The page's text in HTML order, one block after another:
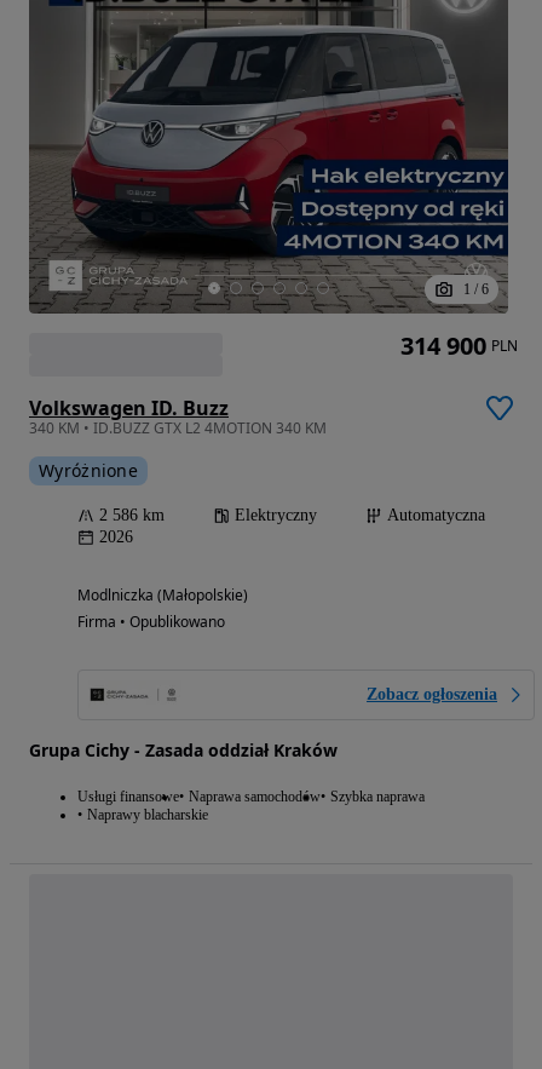
1 / 6
Volkswagen ID. Buzz
340 KM • ID.BUZZ GTX L2 4MOTION 340 KM
Wyróżnione
2 586 km Elektryczny
Automatyczna
2026
Modlniczka (Małopolskie)
Firma • Opublikowano
Zobacz ogłoszenia
Grupa Cichy - Zasada oddział Kraków
Usługi finansowe Naprawa samochodów Szybka naprawa
Naprawy blacharskie
314 900 PLN